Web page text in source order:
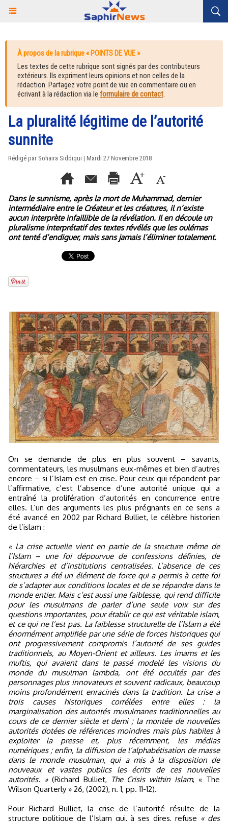
À propos de la rubrique « POINTS DE VUE »
Les textes de cette rubrique sont signés par des contributeurs
extérieurs. Ils expriment leurs opinions et non celles de la
rédaction. Partagez votre point de vue en commentaire ou en
écrivant à la rédaction via le formulaire de contact.
La pluralité légitime de l’autorité
sunnite
Rédigé par Sohaira Siddiqui | Mardi 27 Novembre 2018
Dans le sunnisme, après la mort de Muhammad, dernier
intermédiaire entre le Créateur et les créatures, il n’existe
aucun interprète infaillible de la révélation. Il en découle un
pluralisme interprétatif des textes révélés que les oulémas
ont tenté d’endiguer, mais sans jamais l’éliminer totalement.
On se demande de plus en plus souvent – savants,
commentateurs, les musulmans eux-mêmes et bien d’autres
encore – si l’Islam est en crise. Pour ceux qui répondent par
l’affirmative, c’est l’absence d’une autorité unique qui a
entraîné la prolifération d’autorités en concurrence entre
elles. L’un des arguments les plus prégnants en ce sens a
été avancé en 2002 par Richard Bulliet, le célèbre historien
de l’islam :
« La crise actuelle vient en partie de la structure même de
l’Islam – une foi dépourvue de confessions définies, de
hiérarchies et d’institutions centralisées. L’absence de ces
structures a été un élément de force qui a permis à cette foi
de s’adapter aux conditions locales et de se répandre dans le
monde entier. Mais c’est aussi une faiblesse, qui rend difficile
pour les musulmans de parler d’une seule voix sur des
questions importantes, pour établir ce qui est véritable islam,
et ce qui ne l’est pas. La faiblesse structurelle de l’Islam a été
énormément amplifiée par une série de forces historiques qui
ont progressivement compromis l’autorité de ses guides
traditionnels, au Moyen-Orient et ailleurs. Les imams et les
muftis, qui avaient dans le passé modelé les visions du
monde du musulman lambda, ont été occultés par des
personnages plus innovateurs et souvent radicaux, beaucoup
moins profondément enracinés dans la tradition. La crise a
trois causes historiques corrélées entre elles : la
marginalisation des autorités musulmanes traditionnelles au
cours de ce dernier siècle et demi ; la montée de nouvelles
autorités dotées de références moindres mais plus habiles à
exploiter la presse et, plus récemment, les médias
numériques ; enfin, la diffusion de l’alphabétisation de masse
dans le monde musulman, qui a mis à la disposition de
nouveaux et vastes publics les écrits de ces nouvelles
autorités. »(Richard Bulliet, The Crisis within Islam, « The
Wilson Quarterly » 26, (2002), n. 1, pp. 11-12).
Pour Richard Bulliet, la crise de l’autorité résulte de la
structure politique de l’Islam qui, à ses dires, refuse « des